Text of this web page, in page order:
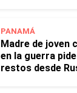
PANAMÁ
Madre de joven
en la guerra
restos desde